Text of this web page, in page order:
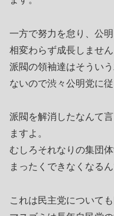
一方で努力を怠り、公
相変わらず成長しません
派閥の領袖達はそうい
ないので渋々公明党に従
派閥を解消したなんて
ますよ。
むしろそれなりの集団
まったくできなくなるん
これは民主党についても